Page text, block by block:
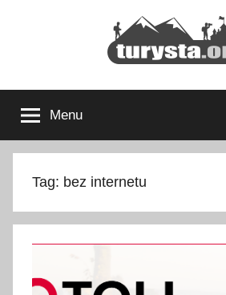
Turysta.org
podróżniczy
i
portal
turystyczny
Menu
Tag: bez internetu